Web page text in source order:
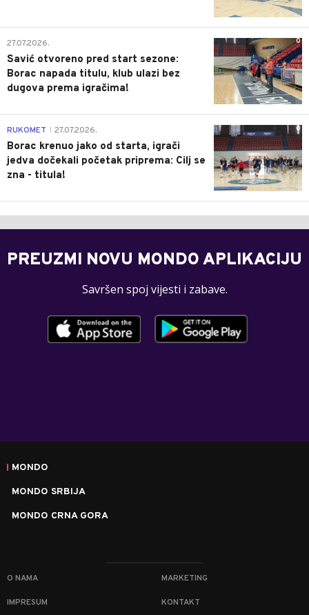
0
27.07.2026.
Savić otvoreno pred start sezone:
Borac napada titulu, klub ulazi bez
dugova prema igračima!
0
RUKOMET 27.07.2026.
Borac krenuo jako od starta, igrači
jedva dočekali početak priprema: Cilj se
zna - titula!
PREUZMI NOVU MONDO APLIKACIJU
Savršen spoj vijesti i zabave.
MONDO
MONDO SRBIJA
MONDO CRNA GORA
O NAMA MARKETING
IMPRESUM KONTAKT